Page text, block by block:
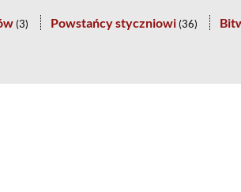
(3) Powstańcy styczniowi (36)